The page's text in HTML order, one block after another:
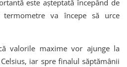
este așteptată începând de
va începe să urce
valorile maxime vor ajunge la
iar spre finalul săptămânii